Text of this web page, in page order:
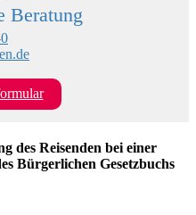
Beratung
des Reisenden bei einer
Bürgerlichen Gesetzbuchs